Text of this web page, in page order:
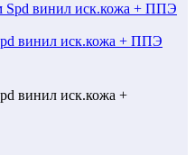
винил иск.кожа + ППЭ
винил иск.кожа +